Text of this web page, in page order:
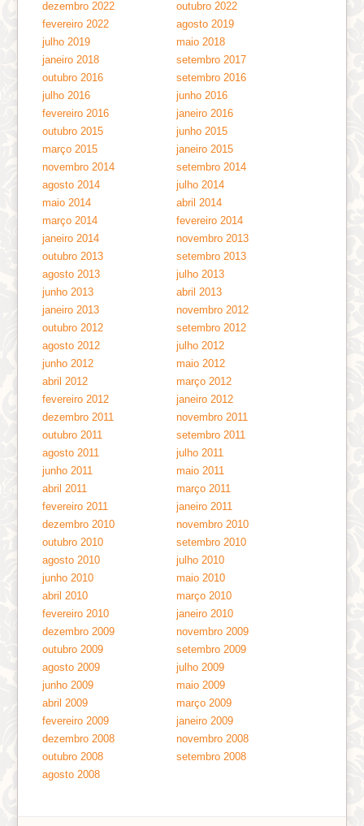
dezembro 2022
outubro 2022
fevereiro 2022
agosto 2019
julho 2019
maio 2018
janeiro 2018
setembro 2017
outubro 2016
setembro 2016
julho 2016
junho 2016
fevereiro 2016
janeiro 2016
outubro 2015
junho 2015
março 2015
janeiro 2015
novembro 2014
setembro 2014
agosto 2014
julho 2014
maio 2014
abril 2014
março 2014
fevereiro 2014
janeiro 2014
novembro 2013
outubro 2013
setembro 2013
agosto 2013
julho 2013
junho 2013
abril 2013
janeiro 2013
novembro 2012
outubro 2012
setembro 2012
agosto 2012
julho 2012
junho 2012
maio 2012
abril 2012
março 2012
fevereiro 2012
janeiro 2012
dezembro 2011
novembro 2011
outubro 2011
setembro 2011
agosto 2011
julho 2011
junho 2011
maio 2011
abril 2011
março 2011
fevereiro 2011
janeiro 2011
dezembro 2010
novembro 2010
outubro 2010
setembro 2010
agosto 2010
julho 2010
junho 2010
maio 2010
abril 2010
março 2010
fevereiro 2010
janeiro 2010
dezembro 2009
novembro 2009
outubro 2009
setembro 2009
agosto 2009
julho 2009
junho 2009
maio 2009
abril 2009
março 2009
fevereiro 2009
janeiro 2009
dezembro 2008
novembro 2008
outubro 2008
setembro 2008
agosto 2008